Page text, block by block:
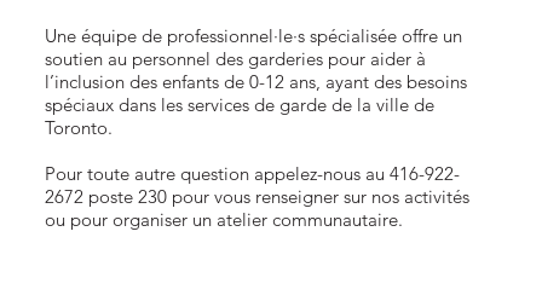
Une équipe de professionnel·le·s spécialisée offre un
soutien au personnel des garderies pour aider à
l’inclusion des enfants de 0-12 ans, ayant des besoins
spéciaux dans les services de garde de la ville de
Toronto.
Pour toute autre question appelez-nous au 416-922-
2672 poste 230 pour vous renseigner sur nos activités
ou pour organiser un atelier communautaire.